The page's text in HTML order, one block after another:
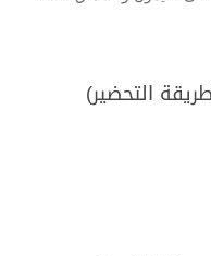
التحضير)